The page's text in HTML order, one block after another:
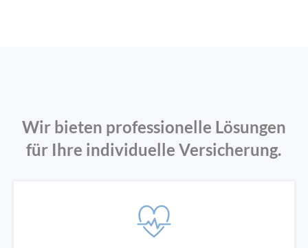
Wir bieten professionelle Lösungen
für Ihre individuelle Versicherung.